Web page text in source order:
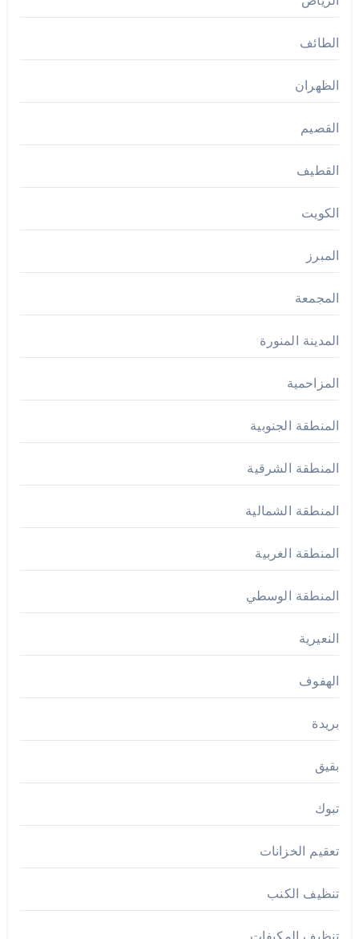
الطائف
الظهران
القصيم
القطيف
الكويت
المبرز
المجمعة
المدينة المنورة
المزاحمية
المنطقة الجنوبية
المنطقة الشرقية
المنطقة الشمالية
المنطقة الغربية
المنطقة الوسطي
النعيرية
الهفوف
بريدة
بقيق
تبوك
تعقيم الخزانات
تنظيف الكنب